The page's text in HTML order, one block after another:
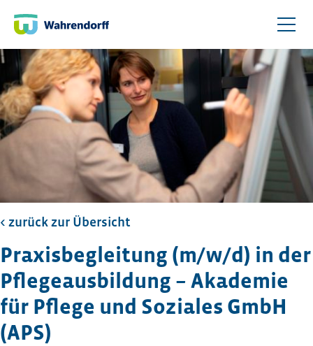
< zurück zur Übersicht​
Praxisbegleitung (m/w/d) in der
Pflegeausbildung – Akademie
für Pflege und Soziales GmbH
(APS)